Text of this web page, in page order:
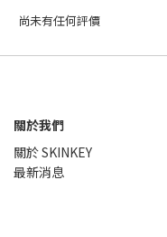
尚未有任何評價
關於我們
關於 SKINKEY
最新消息